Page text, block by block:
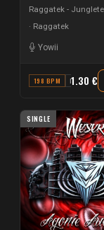
Raggatek -
Raggatek
Yowii
198 BPM D1.30 €
SINGLE